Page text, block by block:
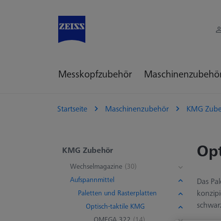
Messkopfzubehör
Startseite Maschinenzubehör KMG
KMG Zubehör
Wechselmagazine (30)
Aufspannmittel
Paletten und Rasterplatten
Optisch-taktile KMG
Das